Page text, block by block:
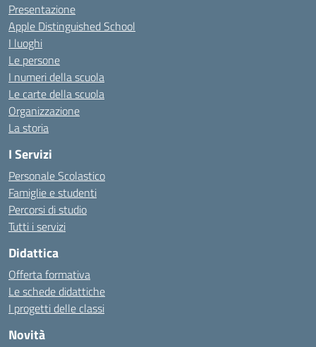
Presentazione
Apple Distinguished School
I luoghi
Le persone
I numeri della scuola
Le carte della scuola
Organizzazione
La storia
I Servizi
Personale Scolastico
Famiglie e studenti
Percorsi di studio
Tutti i servizi
Didattica
Offerta formativa
Le schede didattiche
I progetti delle classi
Novità